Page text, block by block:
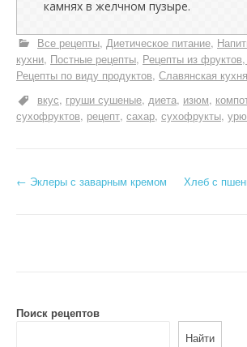
камнях в желчном пузыре.
Все рецепты Диетическое питание
кухни Постные рецепты Рецепты из
Рецепты по виду продуктов Славянская кухня
вкус груши сушеные диета изюм
сухофруктов рецепт сахар сухофрукты
Н
г
← Эклеры с заварным кремом Хлеб с
Поиск рецептов
Найти